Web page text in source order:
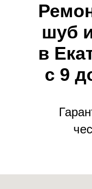
шуб
в
с 9